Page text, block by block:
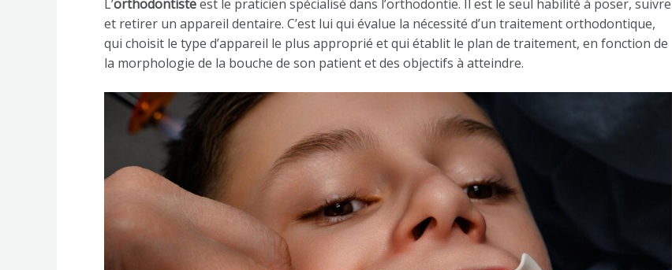
L’orthodontisteest le praticien spécialisé dans l’orthodontie. Il est le seul habilité à poser, suivre
et retirer un appareil dentaire. C’est lui qui évalue la nécessité d’un traitement orthodontique,
qui choisit le type d’appareil le plus approprié et qui établit le plan de traitement, en fonction de
la morphologie de la bouche de son patient et des objectifs à atteindre.